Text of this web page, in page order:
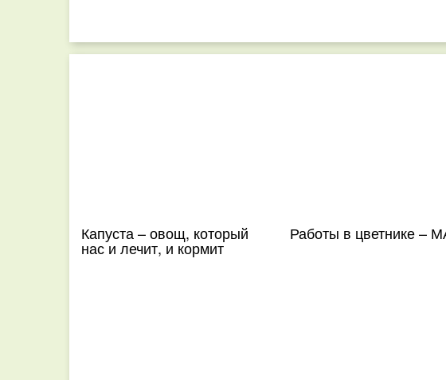
Капуста – овощ, который
нас и лечит, и кормит
Работы в цветнике –